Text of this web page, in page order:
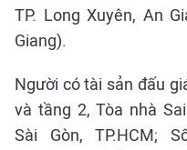
TP. Long Xuyên, An
Giang).
Người có tài sản đấu
và tầng 2, Tòa nhà
Sài Gòn, TP.HCM;